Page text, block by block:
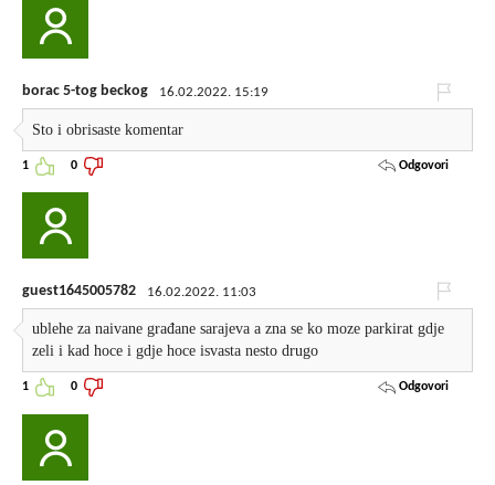
borac 5-tog beckog 16.02.2022. 15:19
Sto i obrisaste komentar
1 0 Odgovori
guest1645005782 16.02.2022. 11:03
ublehe za naivane građane sarajeva a zna se ko moze parkirat gdje
zeli i kad hoce i gdje hoce isvasta nesto drugo
1 0 Odgovori